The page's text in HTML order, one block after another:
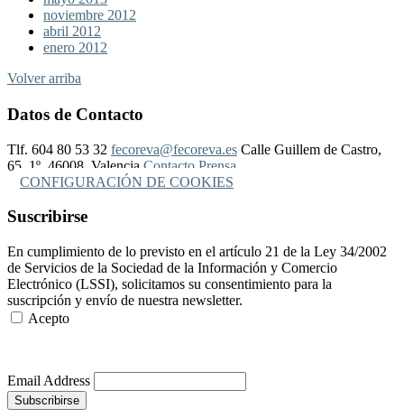
noviembre 2012
abril 2012
enero 2012
Volver arriba
Datos de Contacto
Tlf. 604 80 53 32 fecoreva@fecoreva.es Calle Guillem de Castro,
65, 1º, 46008, Valencia Contacto Prensa
CONFIGURACIÓN DE COOKIES
Suscribirse
En cumplimiento de lo previsto en el artículo 21 de la Ley 34/2002
de Servicios de la Sociedad de la Información y Comercio
Electrónico (LSSI), solicitamos su consentimiento para la
suscripción y envío de nuestra newsletter.
Acepto
Email Address